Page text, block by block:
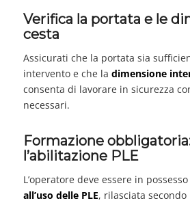
Verifica la portata e le
cesta
Assicurati che la portata sia
intervento e che la dimensione
consenta di lavorare in sicurezza
necessari.
Formazione
l’abilitazione PLE
L’operatore deve essere in possesso
all’uso delle PLE, rilasciata secondo